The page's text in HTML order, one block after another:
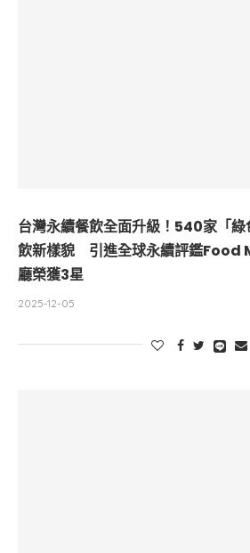
台灣永續餐飲全面升級！540家「
飲新樣貌 引進全球永續評鑑Food
廳榮獲3星
2025-12-05